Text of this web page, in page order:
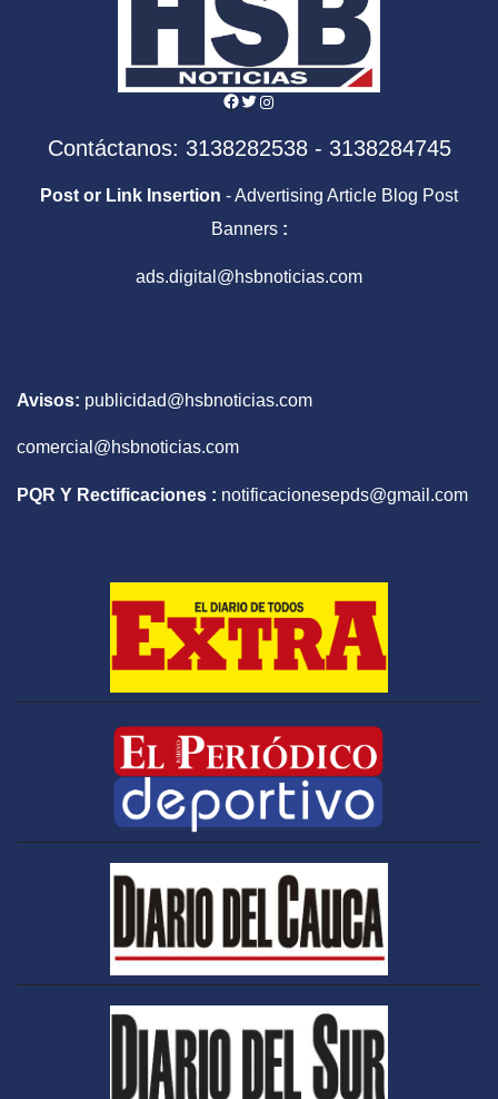
Facebook
Twitter
Instagram
Contáctanos: 3138282538 - 3138284745
Post or Link Insertion - Advertising Article Blog Post
Banners :
ads.digital@hsbnoticias.com
Avisos: publicidad@hsbnoticias.com
comercial@hsbnoticias.com
PQR Y Rectificaciones : notificacionesepds@gmail.com